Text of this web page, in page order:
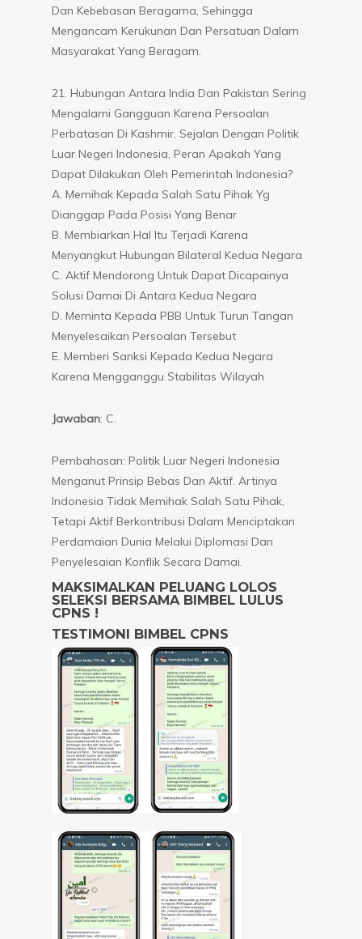
Dan Kebebasan Beragama, Sehingga
Mengancam Kerukunan Dan Persatuan Dalam
Masyarakat Yang Beragam.
21. Hubungan Antara India Dan Pakistan Sering
Mengalami Gangguan Karena Persoalan
Perbatasan Di Kashmir. Sejalan Dengan Politik
Luar Negeri Indonesia, Peran Apakah Yang
Dapat Dilakukan Oleh Pemerintah Indonesia?
A. Memihak Kepada Salah Satu Pihak Yg
Dianggap Pada Posisi Yang Benar
B. Membiarkan Hal Itu Terjadi Karena
Menyangkut Hubungan Bilateral Kedua Negara
C. Aktif Mendorong Untuk Dapat Dicapainya
Solusi Damai Di Antara Kedua Negara
D. Meminta Kepada PBB Untuk Turun Tangan
Menyelesaikan Persoalan Tersebut
E. Memberi Sanksi Kepada Kedua Negara
Karena Mengganggu Stabilitas Wilayah
Jawaban: C.
Pembahasan: Politik Luar Negeri Indonesia
Menganut Prinsip Bebas Dan Aktif. Artinya
Indonesia Tidak Memihak Salah Satu Pihak,
Tetapi Aktif Berkontribusi Dalam Menciptakan
Perdamaian Dunia Melalui Diplomasi Dan
Penyelesaian Konflik Secara Damai.
MAKSIMALKAN PELUANG LOLOS
SELEKSI BERSAMA BIMBEL LULUS
CPNS !
TESTIMONI BIMBEL CPNS